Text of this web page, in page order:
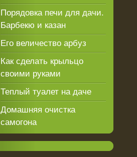
Порядовка печи для дачи.
Барбекю и казан
Его величество арбуз
Как сделать крыльцо
своими руками
Теплый туалет на даче
Домашняя очистка
самогона